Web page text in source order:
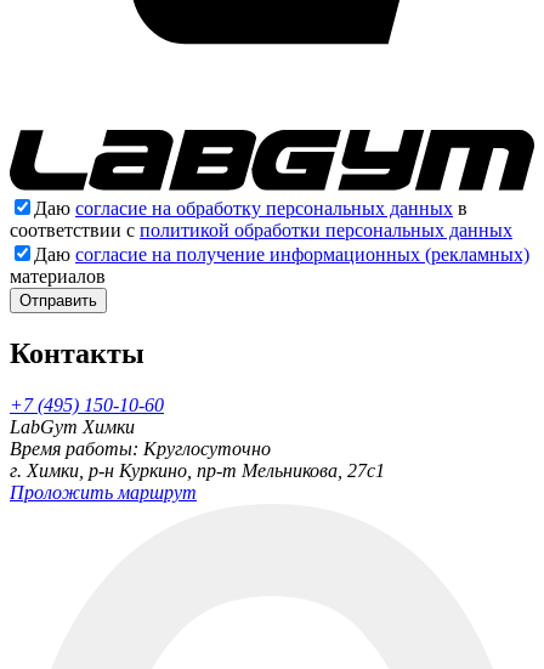
Даю согласие на обработку персональных данных в
соответствии с политикой обработки персональных данных
Даю согласие на получение информационных (рекламных)
материалов
Отправить
Контакты
+7 (495) 150-10-60
LabGym Химки
Время работы: Круглосуточно
г. Химки, р-н Куркино, пр-т Мельникова, 27c1
Проложить маршрут